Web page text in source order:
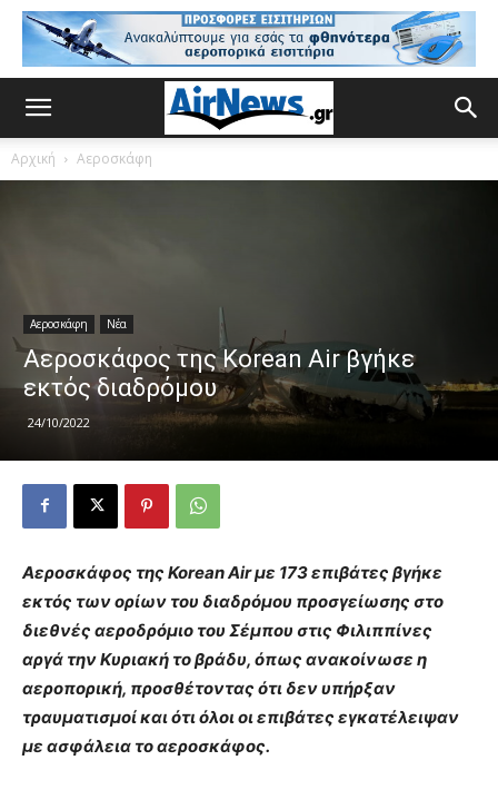
Αρχική Αεροσκάφη
Αεροσκάφη Νέα
Αεροσκάφος της Korean Air βγήκε
εκτός διαδρόμου
24/10/2022
Aεροσκάφος της Korean Air με 173 επιβάτες βγήκε
εκτός των ορίων του διαδρόμου προσγείωσης στο
διεθνές αεροδρόμιο του Σέμπου στις Φιλιππίνες
αργά την Κυριακή το βράδυ, όπως ανακοίνωσε η
αεροπορική, προσθέτοντας ότι δεν υπήρξαν
τραυματισμοί και ότι όλοι οι επιβάτες εγκατέλειψαν
με ασφάλεια το αεροσκάφος.